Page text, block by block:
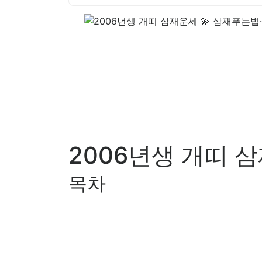
2006년생 개띠
목차